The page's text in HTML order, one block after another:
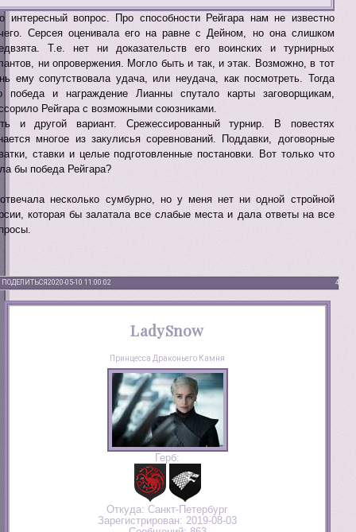
интересный вопрос. Про способности Рейгара нам не известно
Серсея оценивала его на равне с Дейном, но она слишком
Т.е. нет ни доказательств его воинских и турнирных
ни опровержения. Могло быть и так, и этак. Возможно, в тот
ему сопутствовала удача, или неудача, как посмотреть. Тогда
победа и награждение Лианны спутало карты заговорщикам,
Рейгара с возможными союзниками.
и другой вариант. Срежессированный турнир. В повестях
многое из закулисья соревнований. Поддавки, договорные
ставки и целые подготовленные постановки. Вот только что
бы победа Рейгара?
несколько сумбурно, но у меня нет ни одной стройной
которая бы залатала все слабые места и дала ответы на все
ПОДЕЛИТЬСЯ 4
2020-05-10 11:00:02
LadySnow
Принцесса Драконьего Камня
Герб:
Откуда: Санкт-Петербург
Зарегистрирован: 2019-08-03